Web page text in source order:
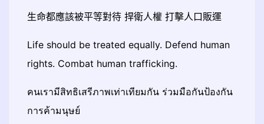
生命都應該被平等對待 捍衛人權 打擊人口販運
Life should be treated equally. Defend human
rights. Combat human trafficking.
คนเรามีสิทธิเสรีภาพเท่าเทียมกัน ร่วมมือกันป้องกัน
การค้ามนุษย์